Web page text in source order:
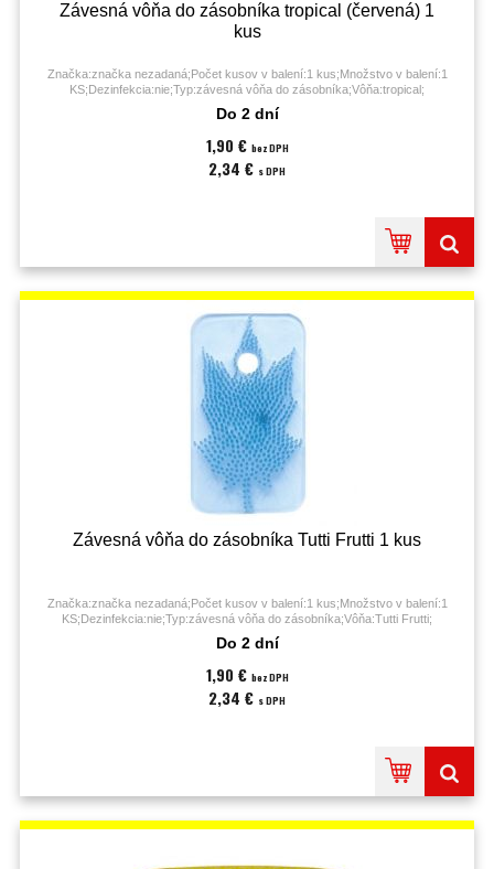
Závesná vôňa do zásobníka tropical (červená) 1
kus
Značka:značka nezadaná;Počet kusov v balení:1 kus;Množstvo v balení:1
KS;Dezinfekcia:nie;Typ:závesná vôňa do zásobníka;Vôňa:tropical;
Do 2 dní
1,90 € bez DPH
2,34 € s DPH
Závesná vôňa do zásobníka Tutti Frutti 1 kus
Značka:značka nezadaná;Počet kusov v balení:1 kus;Množstvo v balení:1
KS;Dezinfekcia:nie;Typ:závesná vôňa do zásobníka;Vôňa:Tutti Frutti;
Do 2 dní
1,90 € bez DPH
2,34 € s DPH